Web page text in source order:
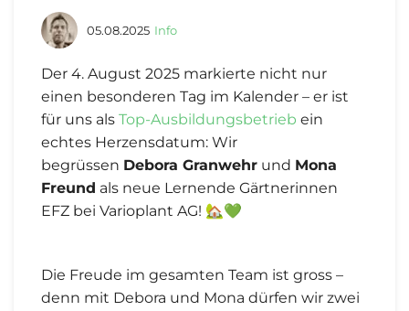
05.08.2025 Info
Der 4. August 2025 markierte nicht nur
einen besonderen Tag im Kalender – er ist
für uns als Top-Ausbildungsbetrieb ein
echtes Herzensdatum: Wir
begrüssen Debora Granwehr und Mona
Freund als neue Lernende Gärtnerinnen
EFZ bei Varioplant AG! 🏡💚
Die Freude im gesamten Team ist gross –
denn mit Debora und Mona dürfen wir zwei